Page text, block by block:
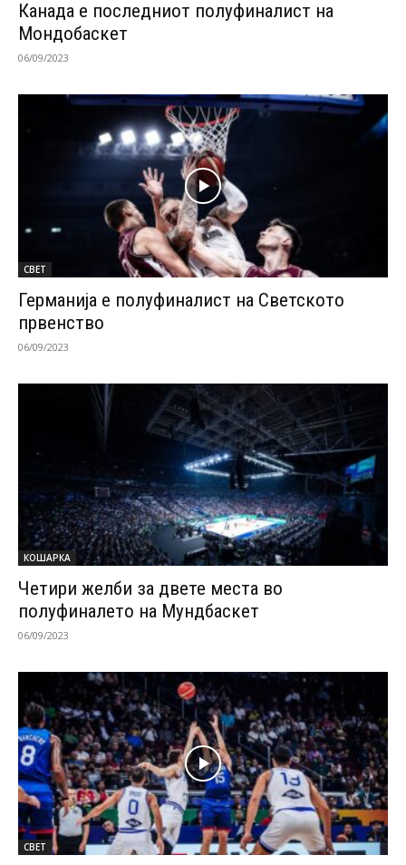
Канада е последниот полуфиналист на
Мондобаскет
06/09/2023
СВЕТ
Германија е полуфиналист на Светското
првенство
06/09/2023
КОШАРКА
Четири желби за двете места во
полуфиналето на Мундбаскет
06/09/2023
СВЕТ